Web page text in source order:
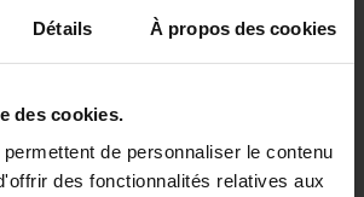
Détails À propos des cookies
des cookies.
de personnaliser le contenu
des fonctionnalités relatives aux